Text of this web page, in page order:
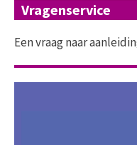
Vragenservice
Een vraag naar